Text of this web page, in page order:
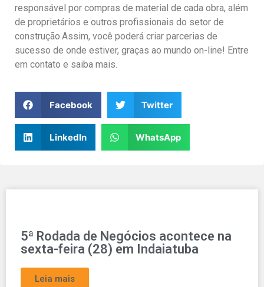
responsável por compras de material de cada obra, além
de proprietários e outros profissionais do setor de
construção.Assim, você poderá criar parcerias de
sucesso de onde estiver, graças ao mundo on-line! Entre
em contato e saiba mais.
Facebook Twitter
LinkedIn WhatsApp
5ª Rodada de Negócios acontece na
sexta-feira (28) em Indaiatuba
Leia mais